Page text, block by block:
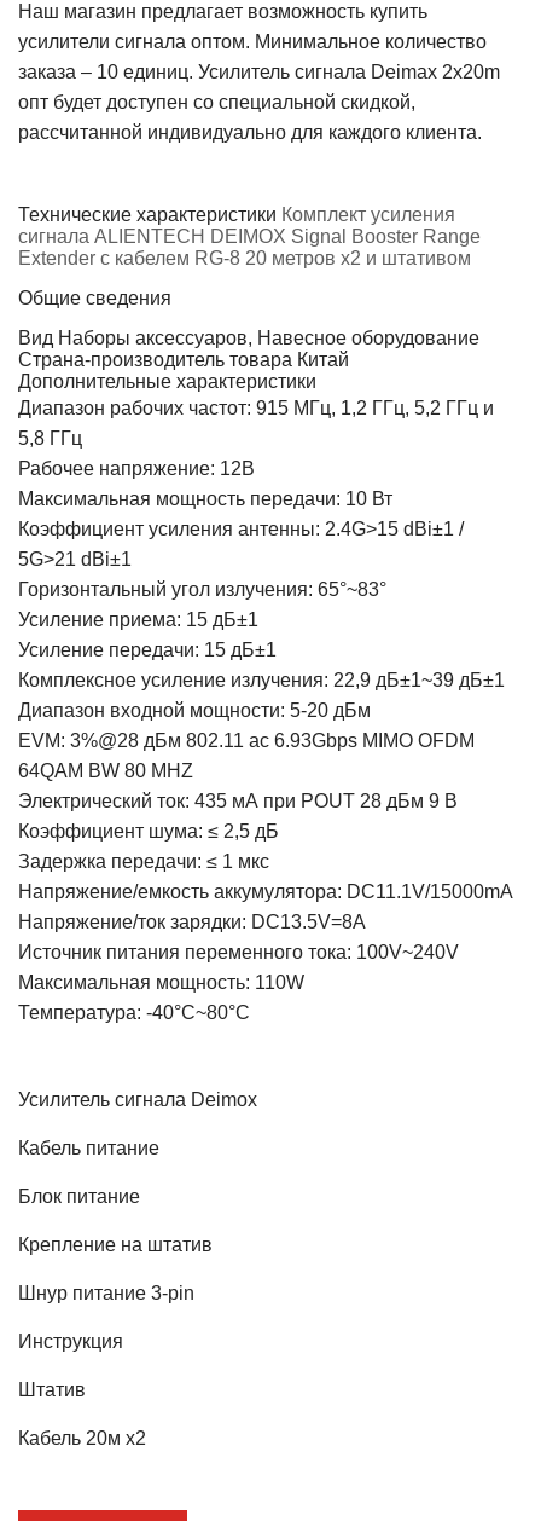
Наш магазин предлагает возможность купить
усилители сигнала оптом. Минимальное количество
заказа – 10 единиц. Усилитель сигнала Deimax 2x20m
опт будет доступен со специальной скидкой,
рассчитанной индивидуально для каждого клиента.
Технические характеристики Комплект усиления
сигнала ALIENTECH DEIMOX Signal Booster Range
Extender с кабелем RG-8 20 метров х2 и штативом
Общие сведения
Вид Наборы аксессуаров, Навесное оборудование
Страна-производитель товара Китай
Дополнительные характеристики
Диапазон рабочих частот: 915 МГц, 1,2 ГГц, 5,2 ГГц и
5,8 ГГц
Рабочее напряжение: 12В
Максимальная мощность передачи: 10 Вт
Коэффициент усиления антенны: 2.4G>15 dBi±1 /
5G>21 dBi±1
Горизонтальный угол излучения: 65°~83°
Усиление приема: 15 дБ±1
Усиление передачи: 15 дБ±1
Комплексное усиление излучения: 22,9 дБ±1~39 дБ±1
Диапазон входной мощности: 5-20 дБм
EVM: 3%@28 дБм 802.11 ac 6.93Gbps MIMO OFDM
64QAM BW 80 MHZ
Электрический ток: 435 мА при POUT 28 дБм 9 В
Коэффициент шума: ≤ 2,5 дБ
Задержка передачи: ≤ 1 мкс
Напряжение/емкость аккумулятора: DC11.1V/15000mA
Напряжение/ток зарядки: DC13.5V=8A
Источник питания переменного тока: 100V~240V
Максимальная мощность: 110W
Температура: -40°C~80°C
Усилитель сигнала Deimox
Кабель питание
Блок питание
Крепление на штатив
Шнур питание 3-pin
Инструкция
Штатив
Кабель 20м х2